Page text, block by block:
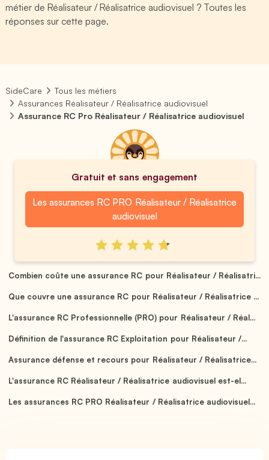
métier de Réalisateur / Réalisatrice audiovisuel ? Toutes les
réponses sur cette page.
SideCare
Tous les métiers
Assurances Réalisateur / Réalisatrice audiovisuel
Assurance RC Pro Réalisateur / Réalisatrice audiovisuel
Gratuit et sans engagement
Les assurances RC PRO Réalisateur / Réalisatrice
audiovisuel
Combien coûte une assurance RC pour Réalisateur / Réalisatri...
Que couvre une assurance RC pour Réalisateur / Réalisatrice ...
L'assurance RC Professionnelle (PRO) pour Réalisateur / Réal...
Définition de l'assurance RC Exploitation pour Réalisateur /...
Assurance défense et recours pour Réalisateur / Réalisatrice...
L'assurance RC Réalisateur / Réalisatrice audiovisuel est-el...
Les assurances RC PRO Réalisateur / Réalisatrice audiovisuel...